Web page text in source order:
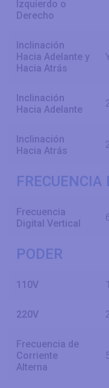
Izquierdo o
Derecho
Inclinación
Hacia Adelante y
Hacia Atrás
Inclinación
Hacia Adelante
Inclinación
Hacia Atrás
FRECUENCIA
Frecuencia
Digital Vertical
PODER
110V
220V
Frecuencia de
Corriente
Alterna